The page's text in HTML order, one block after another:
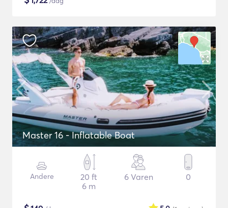
Master 16 - Inflatable Boat
Andere
20 ft
6 m
6 Varen 0